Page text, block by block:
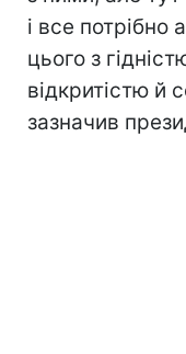
і все потрібно
цього з
відкритістю й
зазначив